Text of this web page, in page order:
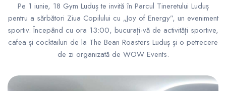
Pe 1 iunie, 18 Gym Luduș te invită în Parcul Tineretului Luduș
pentru a sărbători Ziua Copilului cu „Joy of Energy”, un eveniment
sportiv. Începând cu ora 13:00, bucurați-vă de activități sportive,
cafea și cocktailuri de la The Bean Roasters Luduș și o petrecere
de zi organizată de WOW Events.